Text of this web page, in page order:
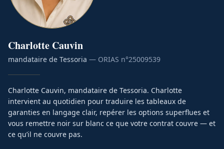
Charlotte Cauvin
mandataire de Tessoria — ORIAS n°25009539
Charlotte Cauvin, mandataire de Tessoria. Charlotte
intervient au quotidien pour traduire les tableaux de
garanties en langage clair, repérer les options superflues et
vous remettre noir sur blanc ce que votre contrat couvre — et
ce qu’il ne couvre pas.